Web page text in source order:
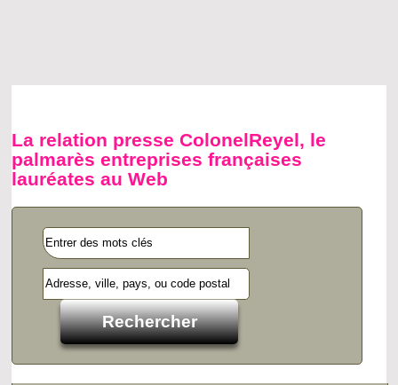
La relation presse ColonelReyel, le
palmarès entreprises françaises
lauréates au Web